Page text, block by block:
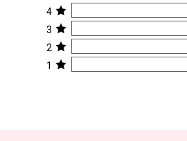
4
3
2
1